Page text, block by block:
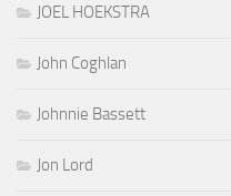
JOEL HOEKSTRA
John Coghlan
Johnnie Bassett
Jon Lord